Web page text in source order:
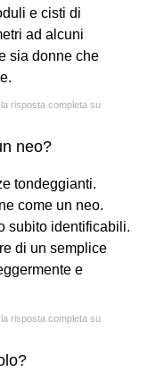
e cisti di
ad alcuni
sia donne che
risposta completa su
neo?
tondeggianti.
come un neo.
subito identificabili.
di un semplice
e
risposta completa su